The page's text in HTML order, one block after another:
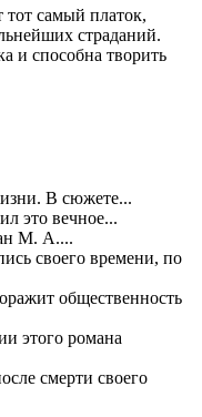
тот самый платок,
страданий.
и способна творить
В сюжете...
это вечное...
М. А....
своего времени, по
общественность
этого романа
смерти своего